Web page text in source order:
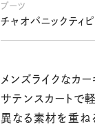
ブーツ
チャオパニックティ
メンズライクなカ
サテンスカートで
異なる素材を重ね